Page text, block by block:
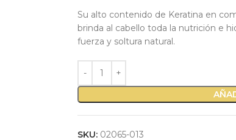
Su alto contenido de Keratina en
brinda al cabello toda la nutrición e
fuerza y soltura natural.
SKU: 02065-013